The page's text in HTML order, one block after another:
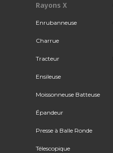
Rayons X
Enrubanneuse
Charrue
Tracteur
Ensileuse
Moissonneuse Batteuse
Épandeur
Presse à Balle Ronde
Télescopique